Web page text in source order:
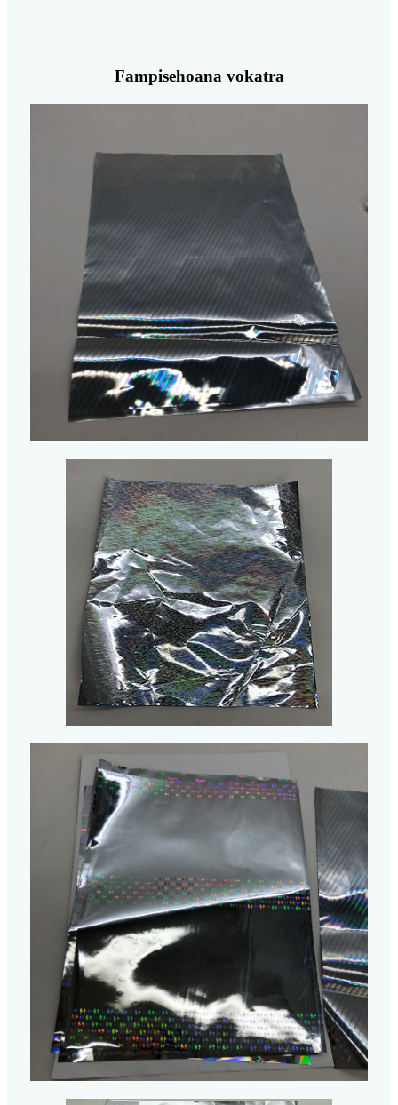
Fampisehoana vokatra